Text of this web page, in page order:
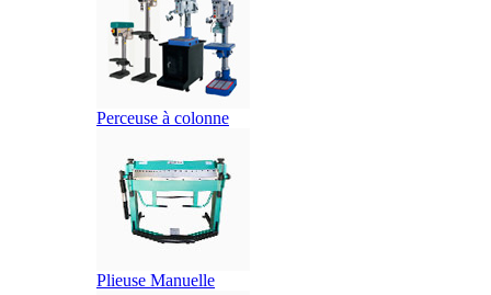
Perceuse à colonne
Plieuse Manuelle